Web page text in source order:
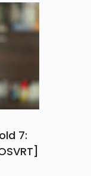
7: